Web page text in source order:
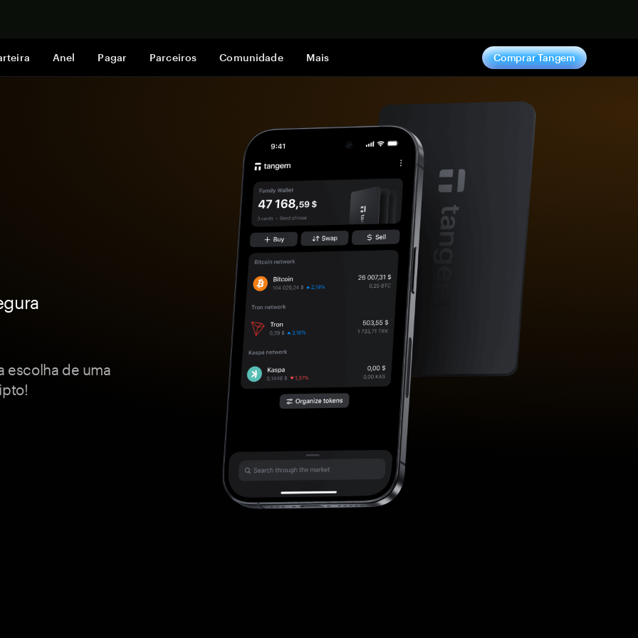
Anel Pagar Parceiros Comunidade Mais Comprar Tangem
escolha de uma